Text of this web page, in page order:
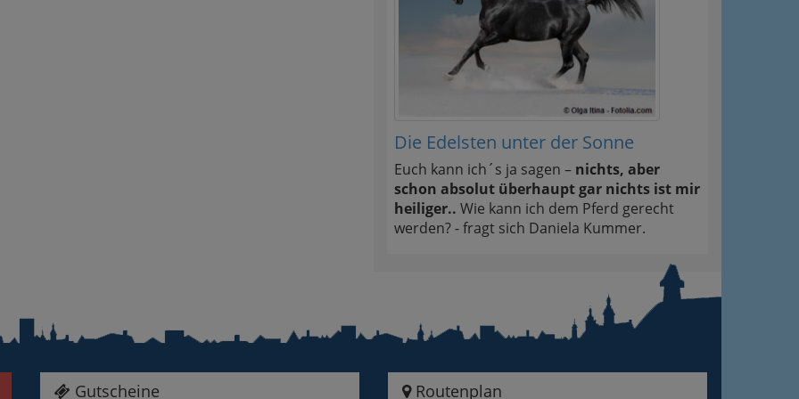
Die Edelsten unter der Sonne
Euch kann ich´s ja sagen – nichts, aber
schon absolut überhaupt gar nichts ist mir
heiliger.. Wie kann ich dem Pferd gerecht
werden? - fragt sich Daniela Kummer.
Gutscheine Routenplan